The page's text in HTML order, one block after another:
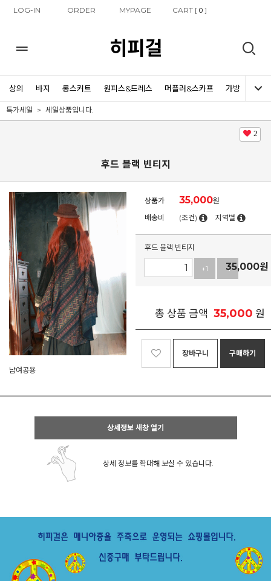
LOG-IN ORDER MYPAGE CART [0 ]
히피걸
상의 바지 롱스커트 원피스&드레스 머플러&스카프 가방 신발
특가세일 세일상품입니다.
2
후드 블랙 빈티지
남여공용
상품가 35,000원
배송비
(조건) 지역별
후드 블랙 빈티지
+1 -1
35,000원
총 상품 금액 35,000 원
장바구니 구매하기
상세정보 새창 열기
상세 정보를 확대해 보실 수 있습니다.